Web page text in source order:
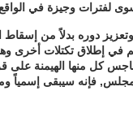
دوره بدلاً من إسقاط
إطلاق تكتلات أخرى
كل منها الهيمنة